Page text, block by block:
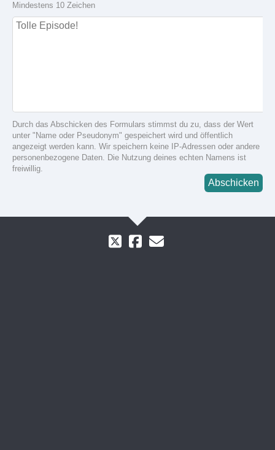
Mindestens 10 Zeichen
Durch das Abschicken des Formulars stimmst du zu, dass der Wert
unter "Name oder Pseudonym" gespeichert wird und öffentlich
angezeigt werden kann. Wir speichern keine IP-Adressen oder andere
personenbezogene Daten. Die Nutzung deines echten Namens ist
freiwillig.
Abschicken